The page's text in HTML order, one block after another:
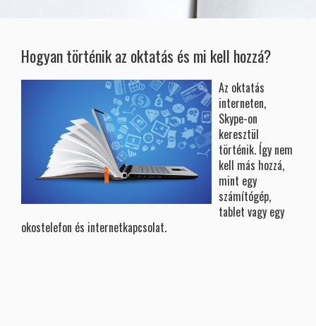
Hogyan történik az oktatás és mi kell hozzá?
Az oktatás
interneten,
Skype-on
keresztül
történik. Így nem
kell más hozzá,
mint egy
számítógép,
tablet vagy egy
okostelefon és internetkapcsolat.